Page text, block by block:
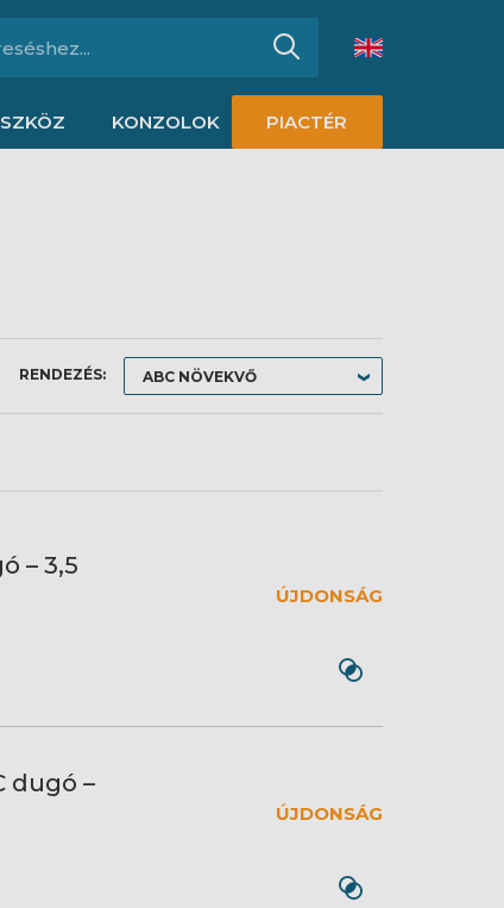
KONZOLOK PIACTÉR
RENDEZÉS:
– 3,5
ÚJDONSÁG
dugó –
ÚJDONSÁG